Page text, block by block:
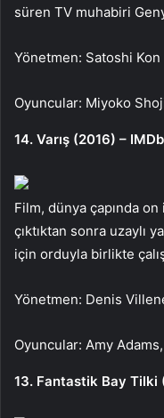
süren TV muhabiri
Yönetmen: Satoshi Kon
Oyuncular: Miyoko
14. Varış (2016) –
Film, dünya çapında
çıktıktan sonra uzaylı
için orduyla birlikte
Yönetmen: Denis
Oyuncular: Amy
13. Fantastik Bay Tilki